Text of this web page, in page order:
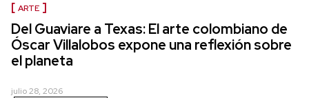
ARTE
Del Guaviare a Texas: El arte colombiano de
Óscar Villalobos expone una reflexión sobre
el planeta
julio 28, 2026